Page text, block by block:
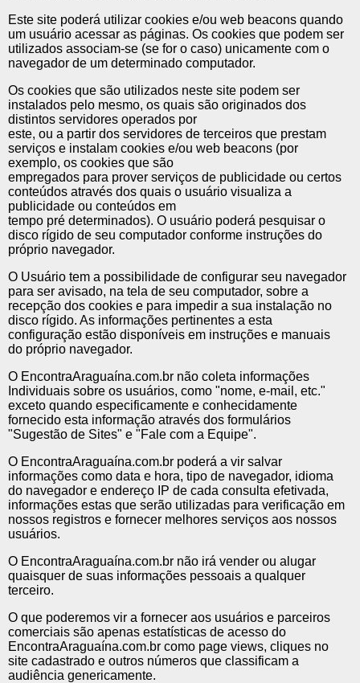
Este site poderá utilizar cookies e/ou web beacons quando
um usuário acessar as páginas. Os cookies que podem ser
utilizados associam-se (se for o caso) unicamente com o
navegador de um determinado computador.
Os cookies que são utilizados neste site podem ser
instalados pelo mesmo, os quais são originados dos
distintos servidores operados por
este, ou a partir dos servidores de terceiros que prestam
serviços e instalam cookies e/ou web beacons (por
exemplo, os cookies que são
empregados para prover serviços de publicidade ou certos
conteúdos através dos quais o usuário visualiza a
publicidade ou conteúdos em
tempo pré determinados). O usuário poderá pesquisar o
disco rígido de seu computador conforme instruções do
próprio navegador.
O Usuário tem a possibilidade de configurar seu navegador
para ser avisado, na tela de seu computador, sobre a
recepção dos cookies e para impedir a sua instalação no
disco rígido. As informações pertinentes a esta
configuração estão disponíveis em instruções e manuais
do próprio navegador.
O EncontraAraguaína.com.br não coleta informações
Individuais sobre os usuários, como "nome, e-mail, etc."
exceto quando especificamente e conhecidamente
fornecido esta informação através dos formulários
"Sugestão de Sites" e "Fale com a Equipe".
O EncontraAraguaína.com.br poderá a vir salvar
informações como data e hora, tipo de navegador, idioma
do navegador e endereço IP de cada consulta efetivada,
informações estas que serão utilizadas para verificação em
nossos registros e fornecer melhores serviços aos nossos
usuários.
O EncontraAraguaína.com.br não irá vender ou alugar
quaisquer de suas informações pessoais a qualquer
terceiro.
O que poderemos vir a fornecer aos usuários e parceiros
comerciais são apenas estatísticas de acesso do
EncontraAraguaína.com.br como page views, cliques no
site cadastrado e outros números que classificam a
audiência genericamente.